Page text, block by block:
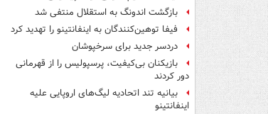
بازگشت اندونگ به استقلال منتفی شد
فیفا توهین‌کنندگان به اینفانتینو را تهدید کرد
دردسر جدید برای سرخپوشان
بازیکنان بی‌کیفیت، پرسپولیس را از قهرمانی
دور کردند
بیانیه تند اتحادیه لیگ‌های اروپایی علیه
اینفانتینو